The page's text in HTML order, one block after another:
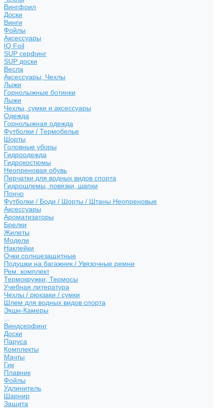
Вингфоил
Доски
Винги
Фойлы
Аксессуары
IQ Foil
SUP серфинг
SUP доски
Весла
Аксессуары, Чехлы
Лыжи
Горнолыжные ботинки
Лыжи
Чехлы, сумки и аксессуары
Одежда
Горнолыжная одежда
Футболки / Термобелье
Шорты
Головные уборы
Гидроодежда
Гидрокостюмы
Неопреновая обувь
Перчатки для водных видов спорта
Гидрошлемы, повязки, шапки
Пончо
Футболки / Боди / Шорты / Штаны Неопреновые
Аксессуары
Ароматизаторы
Брелки
Жилеты
Модели
Наклейки
Очки солнцезащитные
Подушки на багажник / Увязочные ремни
Рем. комплект
Термокружки, Термосы
Учебная литература
Чехлы / рюкзаки / сумки
Шлем для водных видов спорта
Экшн-Камеры
Виндсерфинг
Доски
Паруса
Комплекты
Мачты
Гик
Плавник
Фойлы
Удлинитель
Шарнир
Защита